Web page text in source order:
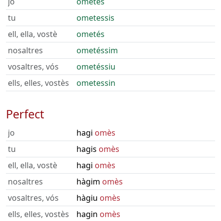
tu
ometessis
ell, ella, vostè
ometés
nosaltres
ometéssim
vosaltres, vós
ometéssiu
ells, elles, vostès
ometessin
Perfect
jo hagi omès
tu
hagis omès
ell, ella, vostè
hagi omès
nosaltres
hàgim omès
vosaltres, vós
hàgiu omès
ells, elles, vostès
hagin omès